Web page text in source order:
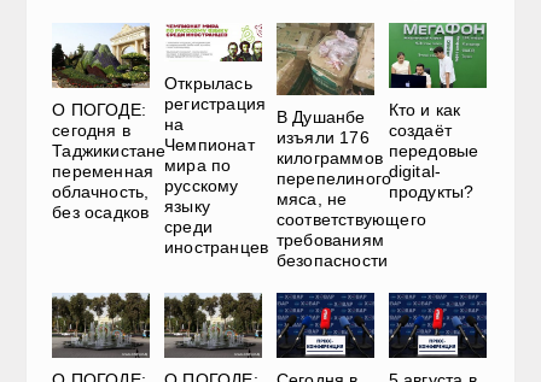
О ПОГОДЕ:
сегодня в
Таджикистане
переменная
облачность,
без осадков
Открылась
регистрация
на
Чемпионат
мира по
русскому
языку
среди
иностранцев
В Душанбе
изъяли 176
килограммов
перепелиного
мяса, не
соответствующего
требованиям
безопасности
Кто и как
создаёт
передовые
digital-
продукты?